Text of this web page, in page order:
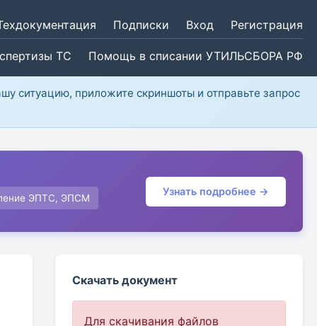
Подписки Вход Регистрация
ТС Помощь в списании УТИЛЬСБОРА РФ
ситуацию, приложите скриншоты и отправьте запрос
ЭПТС, ЭПСМ
Узнать подробнее →
Скачать документ
Для скачивания файлов